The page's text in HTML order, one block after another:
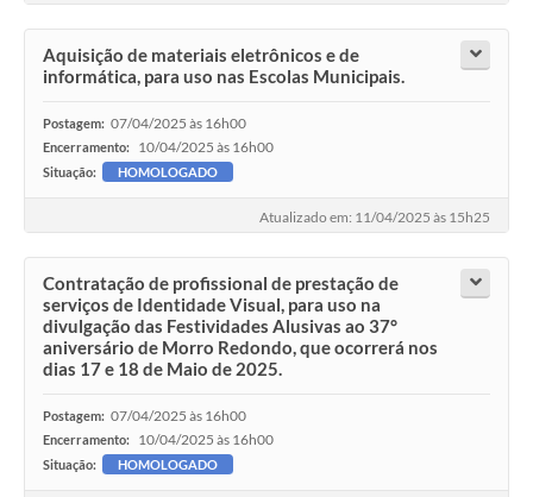
Aquisição de materiais eletrônicos e de
informática, para uso nas Escolas Municipais.
Postagem: 07/04/2025 às 16h00
Encerramento: 10/04/2025 às 16h00
Situação: HOMOLOGADO
Atualizado em: 11/04/2025 às 15h25
Contratação de profissional de prestação de
serviços de Identidade Visual, para uso na
divulgação das Festividades Alusivas ao 37°
aniversário de Morro Redondo, que ocorrerá nos
dias 17 e 18 de Maio de 2025.
Postagem: 07/04/2025 às 16h00
Encerramento: 10/04/2025 às 16h00
Situação: HOMOLOGADO